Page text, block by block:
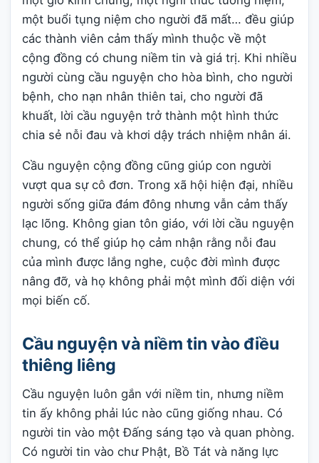
một buổi tụng niệm cho người đã mất… đều giúp
các thành viên cảm thấy mình thuộc về một
cộng đồng có chung niềm tin và giá trị. Khi nhiều
người cùng cầu nguyện cho hòa bình, cho người
bệnh, cho nạn nhân thiên tai, cho người đã
khuất, lời cầu nguyện trở thành một hình thức
chia sẻ nỗi đau và khơi dậy trách nhiệm nhân ái.
Cầu nguyện cộng đồng cũng giúp con người
vượt qua sự cô đơn. Trong xã hội hiện đại, nhiều
người sống giữa đám đông nhưng vẫn cảm thấy
lạc lõng. Không gian tôn giáo, với lời cầu nguyện
chung, có thể giúp họ cảm nhận rằng nỗi đau
của mình được lắng nghe, cuộc đời mình được
nâng đỡ, và họ không phải một mình đối diện với
mọi biến cố.
Cầu nguyện và niềm tin vào điều
thiêng liêng
Cầu nguyện luôn gắn với niềm tin, nhưng niềm
tin ấy không phải lúc nào cũng giống nhau. Có
người tin vào một Đấng sáng tạo và quan phòng.
Có người tin vào chư Phật, Bồ Tát và năng lực